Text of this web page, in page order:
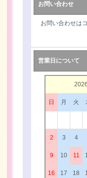
お問い合わせ
お問い合わせは
営業日について
日 月 火
2 3 4
9 10 11
16 17 18